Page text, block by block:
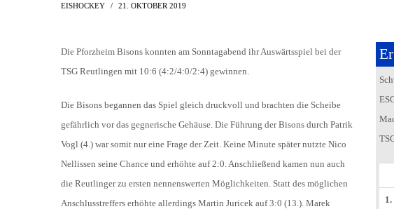
TORSCHÜTZEN
LIGA – SPIELPLAN
LIGA – ZUSCHAUER
LIGA – FAIRNESSTABELLE
PRESSE / MEDIEN
AH-TURNIER
HISTORIE
EISHOCKEY 21. OKTOBER 2019
Die Pforzheim Bisons konnten am Sonntagabend ihr Auswärtsspiel bei der
TSG Reutlingen mit 10:6 (4:2/4:0/2:4) gewinnen.
Die Bisons begannen das Spiel gleich druckvoll und brachten die Scheibe
gefährlich vor das gegnerische Gehäuse. Die Führung der Bisons durch Patrik
Vogl (4.) war somit nur eine Frage der Zeit. Keine Minute später nutzte Nico
Nellissen seine Chance und erhöhte auf 2:0. Anschließend kamen nun auch
die Reutlinger zu ersten nennenswerten Möglichkeiten. Statt des möglichen
Anschlusstreffers erhöhte allerdings Martin Juricek auf 3:0 (13.). Marek
1.